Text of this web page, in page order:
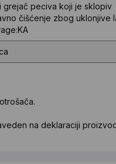
grejač peciva koji je sklopiv
čišćenje zbog uklonjive
na deklaraciji